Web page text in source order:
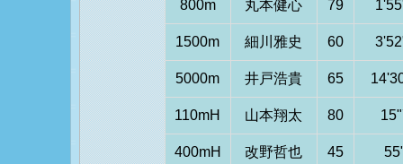
800m 丸本健心 79
1500m 細川雅史 60
5000m 井戸浩貴 65
110mH 山本翔太 80
400mH 改野哲也 45